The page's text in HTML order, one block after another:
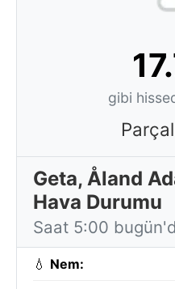
gibi
Geta, Åland
Hava Durumu
Saat 5:00
💧 Nem: